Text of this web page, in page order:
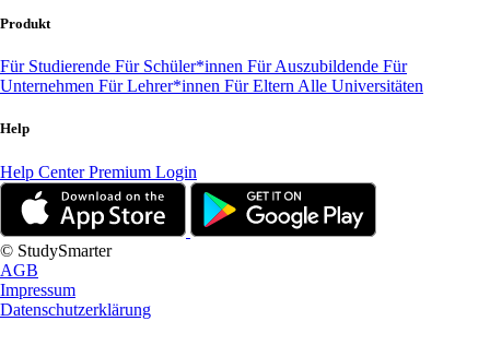
Produkt
Für Studierende Für Schüler*innen Für Auszubildende Für
Unternehmen Für Lehrer*innen Für Eltern Alle Universitäten
Help
Help CenterPremium Login
© StudySmarter
AGB
Impressum
Datenschutzerklärung